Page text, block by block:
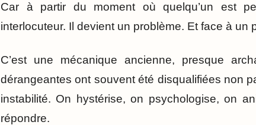
Car à partir du moment où quelqu’un est
interlocuteur. Il devient un problème. Et face à
C’est une mécanique ancienne, presque
dérangeantes ont souvent été disqualifiées non
instabilité. On hystérise, on psychologise, on
répondre.